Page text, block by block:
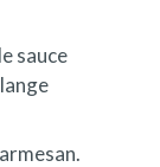
sauce